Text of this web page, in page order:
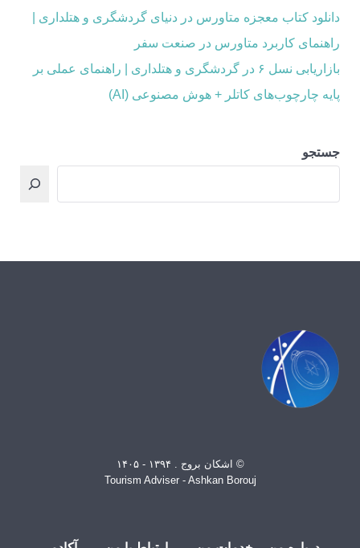
دانلود کتاب معجزه متاورس در دنیای گردشگری و هتلداری |
راهنمای کاربرد متاورس در صنعت سفر
بازاریابی نسل ۶ در گردشگری و هتلداری | راهنمای عملی بر
پایه چارچوب‌های کاتلر + هوش مصنوعی (AI)
جستجو
© اشکان بروج . ۱۳۹۴ - ۱۴۰۵
Tourism Adviser - Ashkan Borouj